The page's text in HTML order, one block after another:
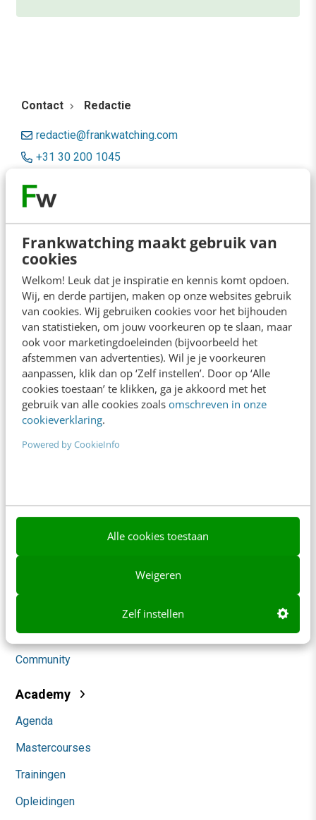
Frankwatching maakt gebruik van
cookies
Welkom! Leuk dat je inspiratie en kennis komt opdoen.
Wij, en derde partijen, maken op onze websites gebruik
van cookies. Wij gebruiken cookies voor het bijhouden
van statistieken, om jouw voorkeuren op te slaan, maar
ook voor marketingdoeleinden (bijvoorbeeld het
afstemmen van advertenties). Wil je je voorkeuren
aanpassen, klik dan op ‘Zelf instellen’. Door op ‘Alle
cookies toestaan’ te klikken, ga je akkoord met het
gebruik van alle cookies zoals omschreven in onze
cookieverklaring.
Powered by CookieInfo
Alle cookies toestaan
Weigeren
Zelf instellen
Contact Redactie
redactie@frankwatching.com
+31 30 200 1045
Meer contactopties
Frankwatching
Adverteren
Contact
Nieuwsbrieven
Over ons
Ons team
Werken bij
Klantcontact & CX
Themanieuwsbrieven
Community
Academy
Agenda
Mastercourses
Trainingen
Opleidingen